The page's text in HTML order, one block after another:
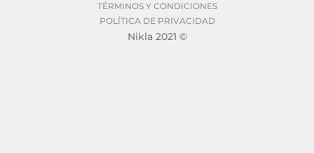
TÉRMINOS Y CONDICIONES
POLÍTICA DE PRIVACIDAD
Nikla 2021 ©